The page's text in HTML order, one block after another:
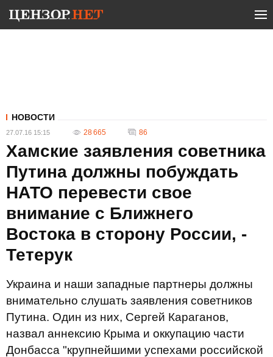
НОВОСТИ
27.07.16 15:15 28 665 86
Хамские заявления советника
Путина должны побуждать
НАТО перевести свое
внимание с Ближнего
Востока в сторону России, -
Тетерук
Украина и наши западные партнеры должны
внимательно слушать заявления советников
Путина. Один из них, Сергей Караганов,
назвал аннексию Крыма и оккупацию части
Донбасса "крупнейшими успехами российской